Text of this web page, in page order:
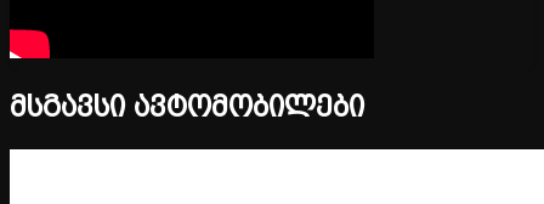
მსგავსი ავტომობილები